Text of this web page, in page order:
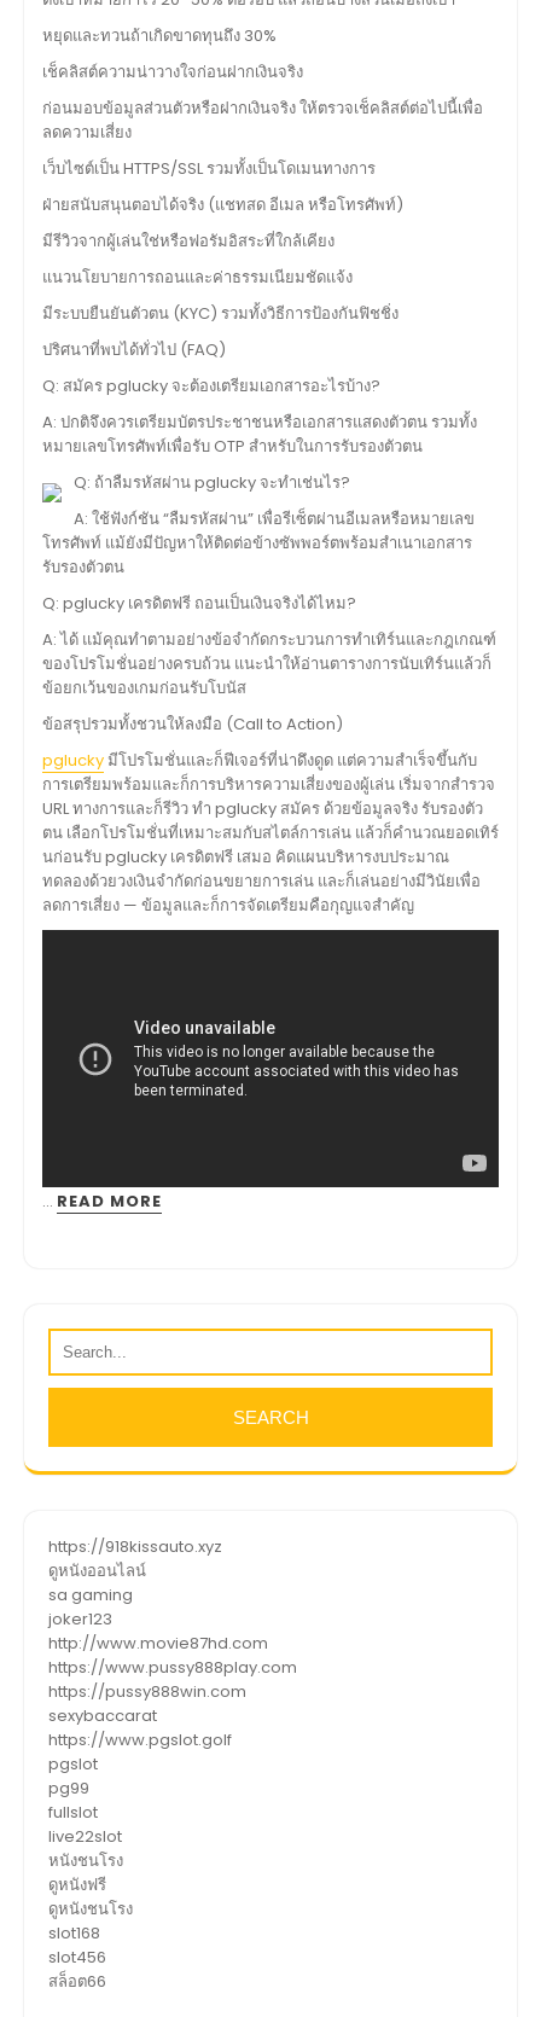
หยุดและทวนถ้าเกิดขาดทุนถึง 30%
เช็คลิสต์ความน่าวางใจก่อนฝากเงินจริง
ก่อนมอบข้อมูลส่วนตัวหรือฝากเงินจริง ให้ตรวจเช็คลิสต์ต่อไปนี้เพื่อ
ลดความเสี่ยง
เว็บไซต์เป็น HTTPS/SSL รวมทั้งเป็นโดเมนทางการ
ฝ่ายสนับสนุนตอบได้จริง (แชทสด อีเมล หรือโทรศัพท์)
มีรีวิวจากผู้เล่นใช่หรือฟอรัมอิสระที่ใกล้เคียง
แนวนโยบายการถอนและค่าธรรมเนียมชัดแจ้ง
มีระบบยืนยันตัวตน (KYC) รวมทั้งวิธีการป้องกันฟิชชิ่ง
ปริศนาที่พบได้ทั่วไป (FAQ)
Q: สมัคร pglucky จะต้องเตรียมเอกสารอะไรบ้าง?
A: ปกติจึงควรเตรียมบัตรประชาชนหรือเอกสารแสดงตัวตน รวมทั้ง
หมายเลขโทรศัพท์เพื่อรับ OTP สำหรับในการรับรองตัวตน
Q: ถ้าลืมรหัสผ่าน pglucky จะทำเช่นไร?
A: ใช้ฟังก์ชัน “ลืมรหัสผ่าน” เพื่อรีเซ็ตผ่านอีเมลหรือหมายเลข
โทรศัพท์ แม้ยังมีปัญหาให้ติดต่อข้างซัพพอร์ตพร้อมสำเนาเอกสาร
รับรองตัวตน
Q: pglucky เครดิตฟรี ถอนเป็นเงินจริงได้ไหม?
A: ได้ แม้คุณทำตามอย่างข้อจำกัดกระบวนการทำเทิร์นและกฎเกณฑ์
ของโปรโมชั่นอย่างครบถ้วน แนะนำให้อ่านตารางการนับเทิร์นแล้วก็
ข้อยกเว้นของเกมก่อนรับโบนัส
ข้อสรุปรวมทั้งชวนให้ลงมือ (Call to Action)
pgluckyมีโปรโมชั่นและก็ฟีเจอร์ที่น่าดึงดูด แต่ความสำเร็จขึ้นกับ
การเตรียมพร้อมและก็การบริหารความเสี่ยงของผู้เล่น เริ่มจากสำรวจ
URL ทางการและก็รีวิว ทำ pglucky สมัคร ด้วยข้อมูลจริง รับรองตัว
ตน เลือกโปรโมชั่นที่เหมาะสมกับสไตล์การเล่น แล้วก็คำนวณยอดเทิร์
นก่อนรับ pglucky เครดิตฟรี เสมอ คิดแผนบริหารงบประมาณ
ทดลองด้วยวงเงินจำกัดก่อนขยายการเล่น และก็เล่นอย่างมีวินัยเพื่อ
ลดการเสี่ยง — ข้อมูลและก็การจัดเตรียมคือกุญแจสำคัญ
… READ MORE
https://918kissauto.xyz
ดูหนังออนไลน์
sa gaming
joker123
http://www.movie87hd.com
https://www.pussy888play.com
https://pussy888win.com
sexybaccarat
https://www.pgslot.golf
pgslot
pg99
fullslot
live22slot
หนังชนโรง
ดูหนังฟรี
ดูหนังชนโรง
slot168
slot456
สล็อต66